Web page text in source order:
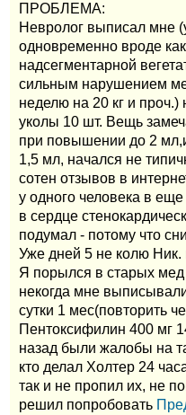
ПРОБЛЕМА:
Невролог выписал мне
одновременно вроде
надсегментарной
сильным нарушением
неделю на 20 кг и проч.)
уколы 10 шт. Вещь
при повышении до 2
1,5 мл, начался не
сотен отзывов в
у одного человека в
в сердце
подумал - потому что
Уже дней 5 не колю Ник.
Я порылся в старых мед
некогда мне
сутки 1 мес(повторить
Пентоксифилин 400 мг
назад были жалобы на
кто делал Холтер 24
так и не пропил их, не
решил попробовать